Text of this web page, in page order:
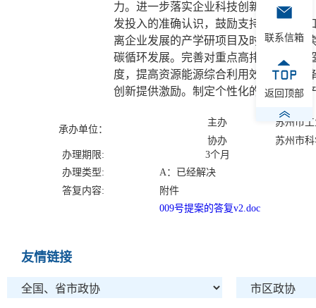
力。进一步落实企业科技创新主体地位
发投入的准确认识，鼓励支持传统行业
离企业发展的产学研项目及时出清，
碳循环发展。完善对重点高排放产业的
度，提高资源能源综合利用效率、清洁
创新提供激励。制定个性化的绿色金
承办单位：
主办
苏州市
协办
苏州市
办理期限:
3个月
办理类型:
A：已经解决
答复内容:
附件
009号提案的答复v2.doc
联系信箱
返回顶部
友情链接